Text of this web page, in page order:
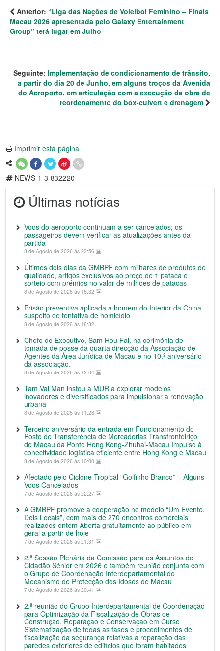
Anterior: “Liga das Nações de Voleibol Feminino – Finais
Macau 2026 apresentada pelo Galaxy Entertainment
Group” terá lugar em Julho
Seguinte: Implementação de condicionamento de trânsito,
a partir do dia 20 de Junho, em alguns troços da Avenida
do Aeroporto, em articulação com a execução da obra de
reordenamento do box-culvert e drenagem
Imprimir esta página
NEWS-1-3-832220
Últimas notícias
Voos do aeroporto continuam a ser cancelados; os
passageiros devem verificar as atualizações antes da
partida
8 de Agosto de 2026 às 22:56
Últimos dois dias da GMBPF com milhares de produtos de
qualidade, artigos exclusivos ao preço de 1 pataca e
sorteio com prémios no valor de milhões de patacas
8 de Agosto de 2026 às 18:32
Prisão preventiva aplicada a homem do Interior da China
suspeito de tentativa de homicídio
8 de Agosto de 2026 às 18:32
Chefe do Executivo, Sam Hou Fai, na cerimónia de
tomada de posse da quarta direcção da Associação de
Agentes da Área Jurídica de Macau e no 10.º aniversário
da associação.
8 de Agosto de 2026 às 12:04
Tam Vai Man instou a MUR a explorar modelos
inovadores e diversificados para impulsionar a renovação
urbana
8 de Agosto de 2026 às 11:28
Terceiro aniversário da entrada em Funcionamento do
Posto de Transferência de Mercadorias Transfronteiriço
de Macau da Ponte Hong Kong-Zhuhai-Macau Impulso à
conectividade logística eficiente entre Hong Kong e Macau
8 de Agosto de 2026 às 10:00
Afectado pelo Ciclone Tropical “Golfinho Branco” – Alguns
Voos Cancelados
7 de Agosto de 2026 às 22:27
A GMBPF promove a cooperação no modelo “Um Evento,
Dois Locais”, com mais de 270 encontros comerciais
realizados ontem Aberta gratuitamente ao público em
geral a partir de hoje
7 de Agosto de 2026 às 21:31
2.ª Sessão Plenária da Comissão para os Assuntos do
Cidadão Sénior em 2026 e também reunião conjunta com
o Grupo de Coordenação Interdepartamental do
Mecanismo de Protecção dos Idosos de Macau
7 de Agosto de 2026 às 20:41
2.ª reunião do Grupo Interdepartamental de Coordenação
para Optimização da Fiscalização de Obras de
Construção, Reparação e Conservação em Curso
Sistematização de todas as fases e procedimentos de
fiscalização da segurança relativas a reparação das
paredes exteriores de edifícios que foram habitados